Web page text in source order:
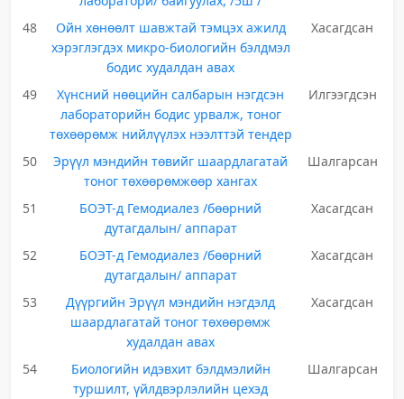
48
Ойн хөнөөлт шавжтай тэмцэх ажилд
хэрэглэгдэх микро-биологийн бэлдмэл
бодис худалдан авах
Хасагдсан
49
Хүнсний нөөцийн салбарын нэгдсэн
лабораторийн бодис урвалж, тоног
төхөөрөмж нийлүүлэх нээлттэй тендер
Илгээгдсэн
50
Эрүүл мэндийн төвийг шаардлагатай
тоног төхөөрөмжөөр хангах
Шалгарсан
51
БОЭТ-д Гемодиалез /бөөрний
дутагдалын/ аппарат
Хасагдсан
52
БОЭТ-д Гемодиалез /бөөрний
дутагдалын/ аппарат
Хасагдсан
53
Дүүргийн Эрүүл мэндийн нэгдэлд
шаардлагатай тоног төхөөрөмж
худалдан авах
Хасагдсан
54
Биологийн идэвхит бэлдмэлийн
туршилт, үйлдвэрлэлийн цехэд
Шалгарсан